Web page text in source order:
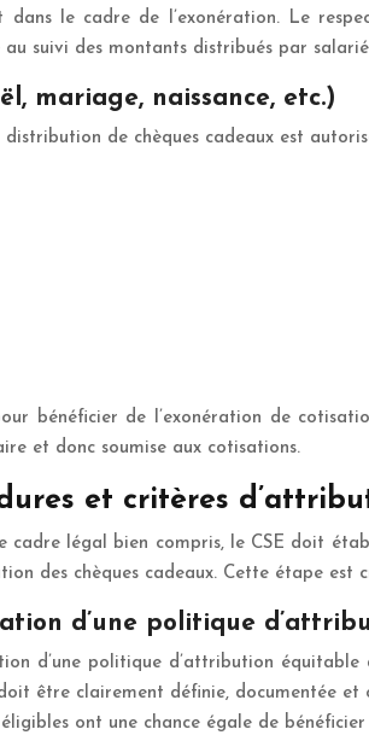
le cadre de l’exonération. Le
suivi des montants distribués par
mariage, naissance, etc.)
de chèques cadeaux est
bénéficier de l’exonération de
et donc soumise aux cotisations.
et critères
cadre légal bien compris, le CSE doit
des chèques cadeaux. Cette étape est
d’une politique
d’une politique d’attribution équitable
être clairement définie, documentée et
ont une chance égale de